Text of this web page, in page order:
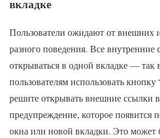
вкладке
Пользователи ожидают от внешних
разного поведения. Все
открываться в одной вкладке — так
пользователям использовать
решите открывать внешние ссылки
предупреждение, которое появится
окна или новой вкладки. Это может